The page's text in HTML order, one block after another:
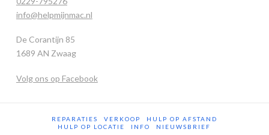
info@helpmijnmac.nl
De Corantijn 85
1689 AN Zwaag
Volg ons op Facebook
REPARATIES VERKOOP
HULP OP AFSTAND
HULP OP LOCATIE
INFO NIEUWSBRIEF